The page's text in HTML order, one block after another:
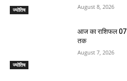
ज्योतिष August 8, 2026
ज्योतिष
आज का राशिफल
तक
August 7, 2026